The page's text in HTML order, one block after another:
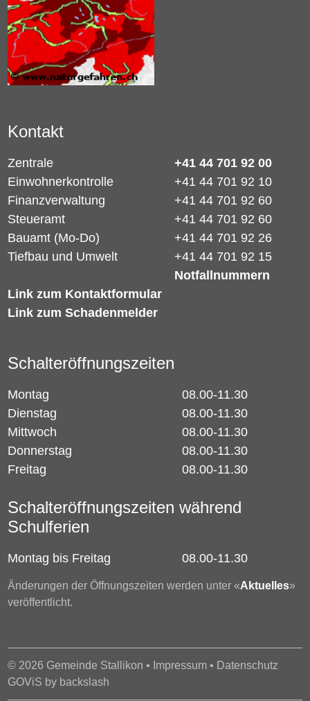
Kontakt
Zentrale
+41 44 701 92 00
Einwohnerkontrolle
+41 44 701 92 10
Finanzverwaltung
+41 44 701 92 60
Steueramt
+41 44 701 92 60
Bauamt (Mo-Do)
+41 44 701 92 26
Tiefbau und Umwelt
Link zum Kontaktformular
Link zum Schadenmelder
+41 44 701 92 15
Notfallnummern
Schalteröffnungszeiten
Montag
08.00-11.30
Dienstag
08.00-11.30
Mittwoch
08.00-11.30
Donnerstag
08.00-11.30
Freitag
08.00-11.30
Schalteröffnungszeiten während
Schulferien
Montag bis Freitag 08.00-11.30
Änderungen der Öffnungszeiten werden unter «Aktuelles»
veröffentlicht.
© 2026 Gemeinde Stallikon • Impressum • Datenschutz
GOViS by backslash